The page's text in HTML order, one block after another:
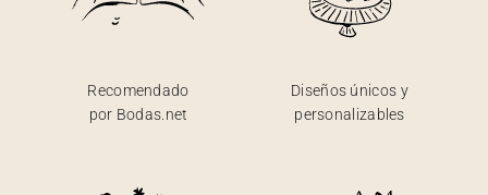
Recomendado
por Bodas.net
Diseños únicos y
personalizables